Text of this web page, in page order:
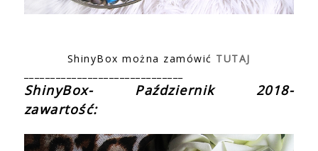
ShinyBox można zamówić TUTAJ
ShinyBox- Październik 2018-
zawartość: